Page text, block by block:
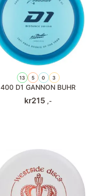
13 5 0 3
400 D1 GANNON BUHR
kr215 ,-